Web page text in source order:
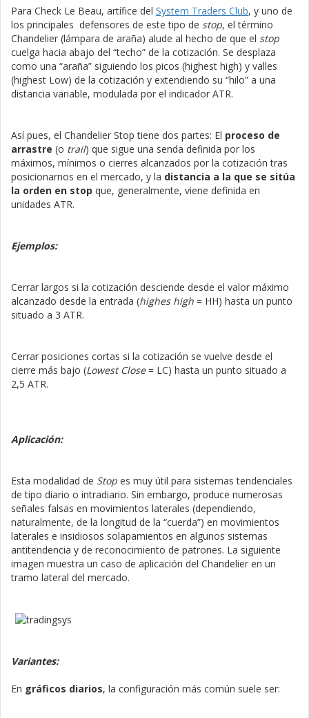
Para Check Le Beau, artífice del System Traders Club, y uno de
los principales defensores de este tipo de stop, el término
Chandelier (lámpara de araña) alude al hecho de que el stop
cuelga hacia abajo del “techo” de la cotización. Se desplaza
como una “araña” siguiendo los picos (highest high) y valles
(highest Low) de la cotización y extendiendo su “hilo” a una
distancia variable, modulada por el indicador ATR.
Así pues, el Chandelier Stop tiene dos partes: El proceso de
arrastre (o trail) que sigue una senda definida por los
máximos, mínimos o cierres alcanzados por la cotización tras
posicionarnos en el mercado, y la distancia a la que se sitúa
la orden en stop que, generalmente, viene definida en
unidades ATR.
Ejemplos:
Cerrar largos si la cotización desciende desde el valor máximo
alcanzado desde la entrada (highes high = HH) hasta un punto
situado a 3 ATR.
Cerrar posiciones cortas si la cotización se vuelve desde el
cierre más bajo (Lowest Close= LC) hasta un punto situado a
2,5 ATR.
Aplicación:
Esta modalidad de Stop es muy útil para sistemas tendenciales
de tipo diario o intradiario. Sin embargo, produce numerosas
señales falsas en movimientos laterales (dependiendo,
naturalmente, de la longitud de la “cuerda”) en movimientos
laterales e insidiosos solapamientos en algunos sistemas
antitendencia y de reconocimiento de patrones. La siguiente
imagen muestra un caso de aplicación del Chandelier en un
tramo lateral del mercado.
Variantes:
En gráficos diarios, la configuración más común suele ser: